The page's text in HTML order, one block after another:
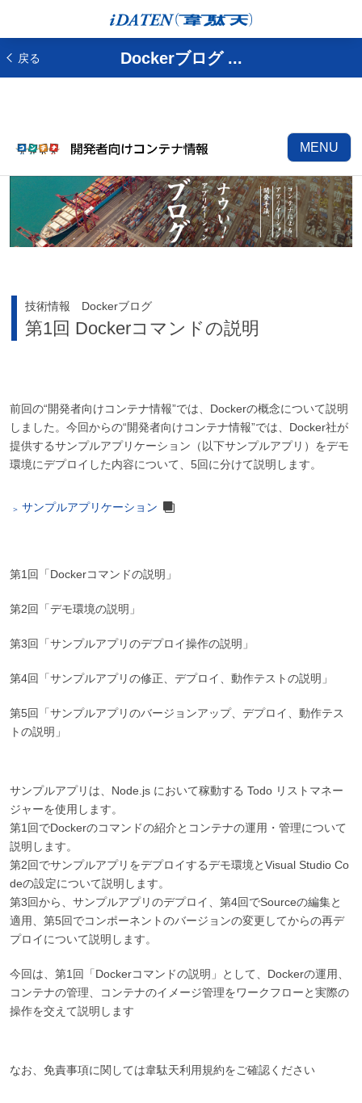
戻る Dockerブログ ...
MENU
技術情報 Dockerブログ
第1回 Dockerコマンドの説明
前回の“開発者向けコンテナ情報”では、Dockerの概念について説明
しました。今回からの“開発者向けコンテナ情報”では、Docker社が
提供するサンプルアプリケーション（以下サンプルアプリ）をデモ
環境にデプロイした内容について、5回に分けて説明します。
サンプルアプリケーション
第1回「Dockerコマンドの説明」
第2回「デモ環境の説明」
第3回「サンプルアプリのデプロイ操作の説明」
第4回「サンプルアプリの修正、デプロイ、動作テストの説明」
第5回「サンプルアプリのバージョンアップ、デプロイ、動作テス
トの説明」
サンプルアプリは、Node.js において稼動する Todo リストマネー
ジャーを使用します。
第1回でDockerのコマンドの紹介とコンテナの運用・管理について
説明します。
第2回でサンプルアプリをデプロイするデモ環境とVisual Studio Co
deの設定について説明します。
第3回から、サンプルアプリのデプロイ、第4回でSourceの編集と
適用、第5回でコンポーネントのバージョンの変更してからの再デ
プロイについて説明します。
今回は、第1回「Dockerコマンドの説明」として、Dockerの運用、
コンテナの管理、コンテナのイメージ管理をワークフローと実際の
操作を交えて説明します
なお、免責事項に関しては韋駄天利用規約をご確認ください